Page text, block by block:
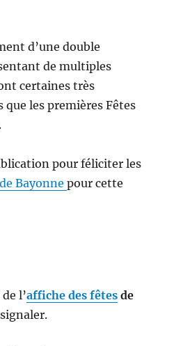
d’une double
de multiples
certaines très
que les premières Fêtes
pour féliciter les
Bayonnepour cette
l’affiche des fêtes de